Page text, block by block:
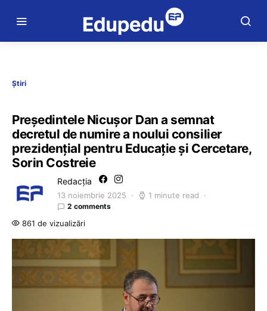
Știri
Președintele Nicușor Dan a semnat
decretul de numire a noului consilier
prezidențial pentru Educație și Cercetare,
Sorin Costreie
Redacția
13 noiembrie 2025 1 minute read
2 comments
861 de vizualizări